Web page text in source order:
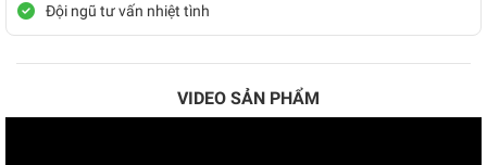
Đội ngũ tư vấn nhiệt tình
VIDEO SẢN PHẨM